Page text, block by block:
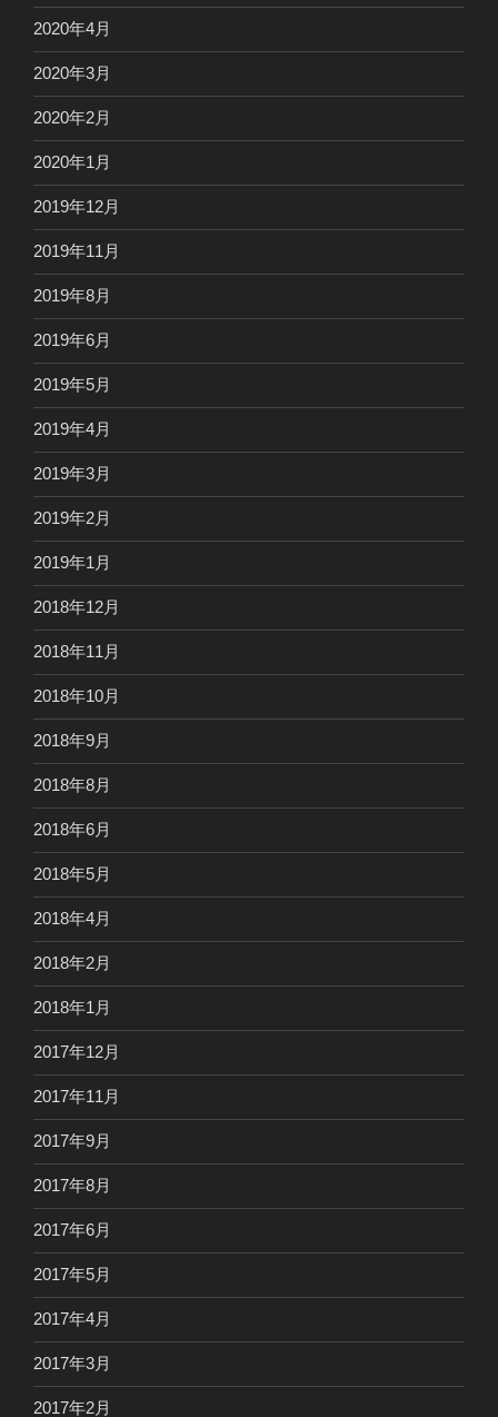
2020年4月
2020年3月
2020年2月
2020年1月
2019年12月
2019年11月
2019年8月
2019年6月
2019年5月
2019年4月
2019年3月
2019年2月
2019年1月
2018年12月
2018年11月
2018年10月
2018年9月
2018年8月
2018年6月
2018年5月
2018年4月
2018年2月
2018年1月
2017年12月
2017年11月
2017年9月
2017年8月
2017年6月
2017年5月
2017年4月
2017年3月
2017年2月